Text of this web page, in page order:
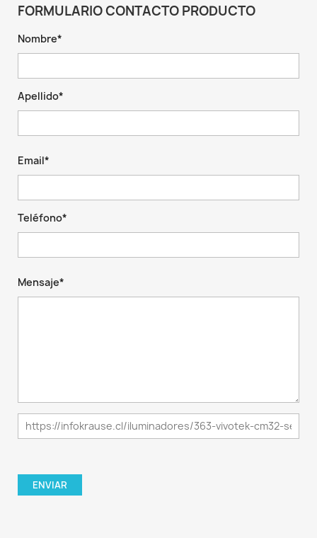
FORMULARIO CONTACTO PRODUCTO
Nombre*
Apellido*
Email*
Teléfono*
Mensaje*